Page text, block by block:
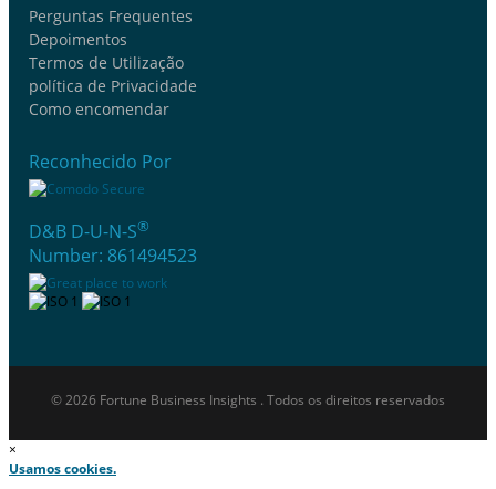
Perguntas Frequentes
Depoimentos
Termos de Utilização
política de Privacidade
Como encomendar
Reconhecido Por
D&B D-U-N-S®
Number: 861494523
© 2026 Fortune Business Insights . Todos os direitos reservados
×
Usamos cookies.